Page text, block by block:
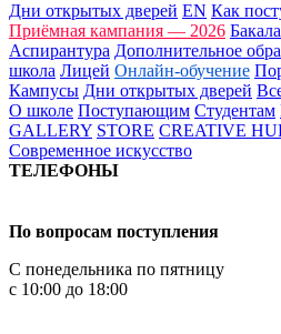
Дни открытых дверей EN Как
Приёмная кампания — 2026
Аспирантура Дополнительное
школа Лицей Онлайн-обучение
Кампусы Дни открытых дверей
О школе Поступающим Студентам
GALLERY STORE CREATIVE
Современное искусство
ТЕЛЕФОНЫ
По вопросам поступления
С понедельника по пятницу
с 10:00 до 18:00